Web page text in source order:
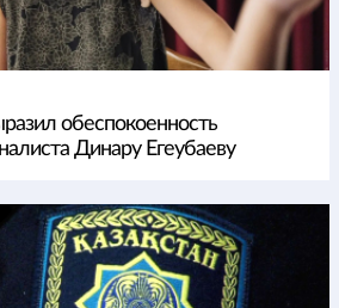
обеспокоенность
Динару Егеубаеву